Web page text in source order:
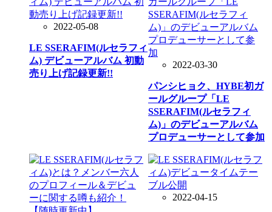
2022-05-08
LE SSERAFIM(ルセラフィ
ム) デビューアルバム 初動
売り上げ記録更新!!
2022-03-30
パンシヒョク、HYBE初ガ
ールグループ「LE
SSERAFIM(ルセラフィ
ム)」のデビューアルバム
プロデューサーとして参加
2022-04-15